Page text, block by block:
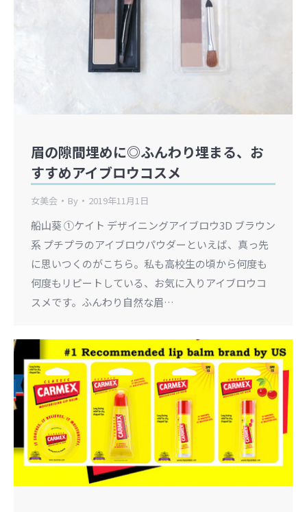
眉の隙間埋めに◎ふんわり埋まる、お
すすめアイブロウコスメ
女美会 By 2019年11月1日
船山葵 ①ケイト デザイニングアイブロウ3D ブラウン
系 プチプラのアイブロウパウダーといえば、真っ先
に思いつくのがこちら。私も高校生の頃から何度も
何度もリピートしている、お気に入りアイブロウコ
スメです。ふんわり自然な眉…